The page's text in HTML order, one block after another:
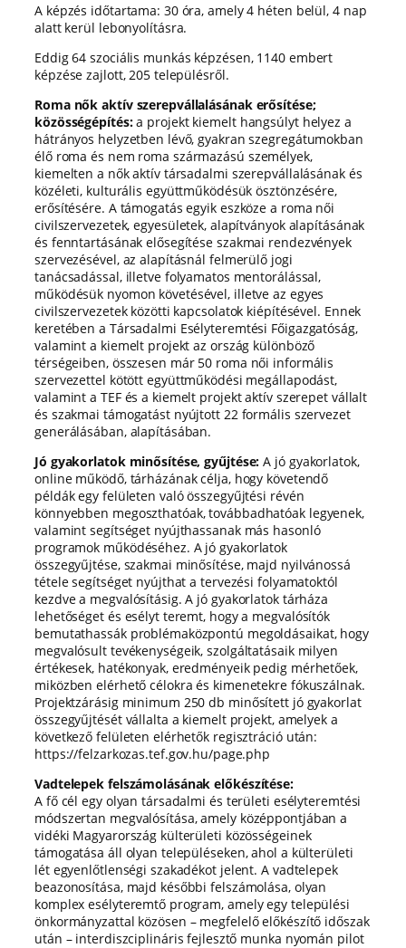
A képzés időtartama: 30 óra, amely 4 héten belül, 4 nap
alatt kerül lebonyolításra.
Eddig 64 szociális munkás képzésen, 1140 embert
képzése zajlott, 205 településről.
Roma nők aktív szerepvállalásának erősítése;
közösségépítés:a projekt kiemelt hangsúlyt helyez a
hátrányos helyzetben lévő, gyakran szegregátumokban
élő roma és nem roma származású személyek,
kiemelten a nők aktív társadalmi szerepvállalásának és
közéleti, kulturális együttműködésük ösztönzésére,
erősítésére. A támogatás egyik eszköze a roma női
civilszervezetek, egyesületek, alapítványok alapításának
és fenntartásának elősegítése szakmai rendezvények
szervezésével, az alapításnál felmerülő jogi
tanácsadással, illetve folyamatos mentorálással,
működésük nyomon követésével, illetve az egyes
civilszervezetek közötti kapcsolatok kiépítésével. Ennek
keretében a Társadalmi Esélyteremtési Főigazgatóság,
valamint a kiemelt projekt az ország különböző
térségeiben, összesen már 50 roma női informális
szervezettel kötött együttműködési megállapodást,
valamint a TEF és a kiemelt projekt aktív szerepet vállalt
és szakmai támogatást nyújtott 22 formális szervezet
generálásában, alapításában.
Jó gyakorlatok minősítése, gyűjtése: A jó gyakorlatok,
online működő, tárházának célja, hogy követendő
példák egy felületen való összegyűjtési révén
könnyebben megoszthatóak, továbbadhatóak legyenek,
valamint segítséget nyújthassanak más hasonló
programok működéséhez. A jó gyakorlatok
összegyűjtése, szakmai minősítése, majd nyilvánossá
tétele segítséget nyújthat a tervezési folyamatoktól
kezdve a megvalósításig. A jó gyakorlatok tárháza
lehetőséget és esélyt teremt, hogy a megvalósítók
bemutathassák problémaközpontú megoldásaikat, hogy
megvalósult tevékenységeik, szolgáltatásaik milyen
értékesek, hatékonyak, eredményeik pedig mérhetőek,
miközben elérhető célokra és kimenetekre fókuszálnak.
Projektzárásig minimum 250 db minősített jó gyakorlat
összegyűjtését vállalta a kiemelt projekt, amelyek a
következő felületen elérhetők regisztráció után:
https://felzarkozas.tef.gov.hu/page.php
Vadtelepek felszámolásának előkészítése:
A fő cél egy olyan társadalmi és területi esélyteremtési
módszertan megvalósítása, amely középpontjában a
vidéki Magyarország külterületi közösségeinek
támogatása áll olyan településeken, ahol a külterületi
lét egyenlőtlenségi szakadékot jelent. A vadtelepek
beazonosítása, majd későbbi felszámolása, olyan
komplex esélyteremtő program, amely egy települési
önkormányzattal közösen – megfelelő előkészítő időszak
után – interdiszciplináris fejlesztő munka nyomán pilot